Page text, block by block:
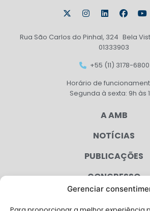
Gerenciar
Rua São Carlos do Pinhal, 324 Bela
01333903
+55 (11) 3178-6800
Horário de
Segunda à sexta: 9h às
A AMB
NOTÍCIAS
PUBLICAÇÕES
CONGRESSO